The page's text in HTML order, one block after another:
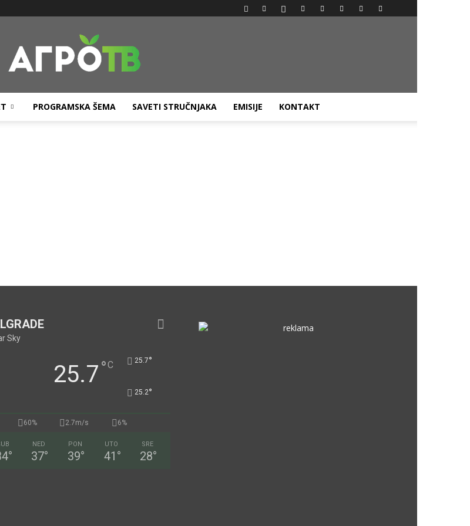
PROGRAMSKA ŠEMA SAVETI STRUČNJAKA EMISIJE KONTAKT
Sky
25.7°C 25.7°
25.2°
60% 2.7m/s 6%
°
NED
37°
PON
39°
UTO
41 °
SRE
28°